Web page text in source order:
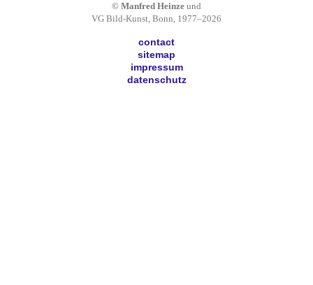
© Manfred Heinze und
VG Bild-Kunst, Bonn, 1977–2026
contact
sitemap
impressum
datenschutz